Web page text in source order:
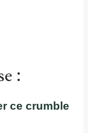
:
ce crumble